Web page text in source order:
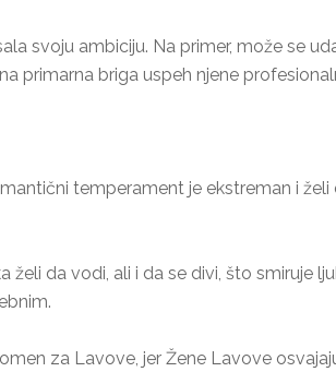
svoju ambiciju. Na primer, može se
primarna briga uspeh njene
temperament je ekstreman i želi
da vodi, ali i da se divi, što smiruje
za Lavove, jer Žene Lavove